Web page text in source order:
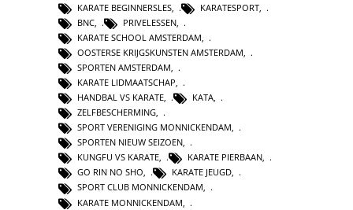
KARATE BEGINNERSLES
KARATESPORT
BNC
PRIVELESSEN
KARATE SCHOOL AMSTERDAM
OOSTERSE KRIJGSKUNSTEN AMSTERDAM
SPORTEN AMSTERDAM
KARATE LIDMAATSCHAP,
HANDBAL VS KARATE, KATA,
ZELFBESCHERMING,
SPORT VERENIGING MONNICKENDAM,
SPORTEN NIEUW SEIZOEN,
KUNGFU VS KARATE, KARATE PIERBAAN,
GO RIN NO SHO, KARATE JEUGD,
SPORT CLUB MONNICKENDAM,
KARATE MONNICKENDAM